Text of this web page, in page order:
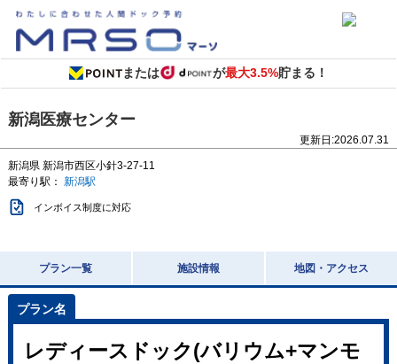
または が最大3.5%貯まる！
新潟医療センター
更新日:2026.07.31
新潟県 新潟市西区小針3-27-11
最寄り駅： 新潟駅
インボイス制度に対応
プラン一覧 施設情報 地図・アクセス
レディースドック(バリウム+マンモ